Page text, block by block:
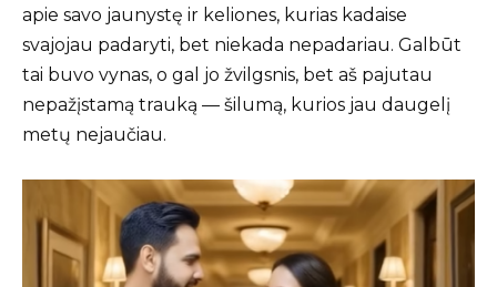
apie savo jaunystę ir keliones, kurias kadaise
svajojau padaryti, bet niekada nepadariau. Galbūt
tai buvo vynas, o gal jo žvilgsnis, bet aš pajutau
nepažįstamą trauką — šilumą, kurios jau daugelį
metų nejaučiau.